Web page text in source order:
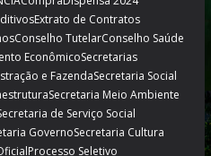
Extrato de Contratos
Conselho TutelarConselho Saúde
EconômicoSecretarias
e FazendaSecretaria Social
Secretaria Meio Ambiente
de Serviço Social
GovernoSecretaria Cultura
Processo Seletivo